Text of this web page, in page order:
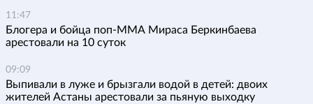
11:47
Блогера и бойца поп-ММА Мираса Беркинбаева
арестовали на 10 суток
09:09
Выпивали в луже и брызгали водой в детей: двоих
жителей Астаны арестовали за пьяную выходку